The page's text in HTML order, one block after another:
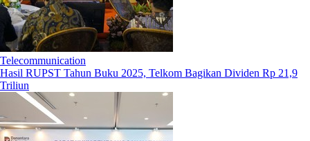
Telecommunication
Hasil RUPST Tahun Buku 2025, Telkom Bagikan Dividen Rp 21,9
Triliun